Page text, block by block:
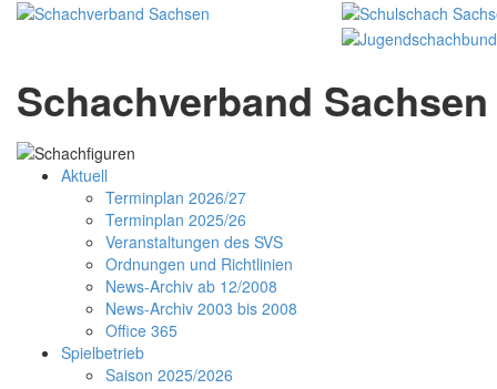
Schachverband Sachsen
Aktuell
Terminplan 2026/27
Terminplan 2025/26
Veranstaltungen des SVS
Ordnungen und Richtlinien
News-Archiv ab 12/2008
News-Archiv 2003 bis 2008
Office 365
Spielbetrieb
Saison 2025/2026